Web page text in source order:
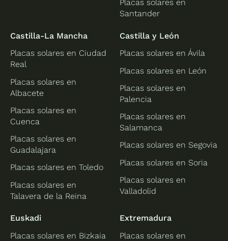
Placas solares en
Santander
Castilla-La Mancha
Placas solares en Ciudad
Real
Placas solares en
Albacete
Placas solares en
Cuenca
Placas solares en
Guadalajara
Placas solares en Toledo
Placas solares en
Talavera de la Reina
Castilla y León
Placas solares en Ávila
Placas solares en León
Placas solares en
Palencia
Placas solares en
Salamanca
Placas solares en Segovia
Placas solares en Soria
Placas solares en
Valladolid
Euskadi
Placas solares en Bizkaia
Extremadura
Placas solares en